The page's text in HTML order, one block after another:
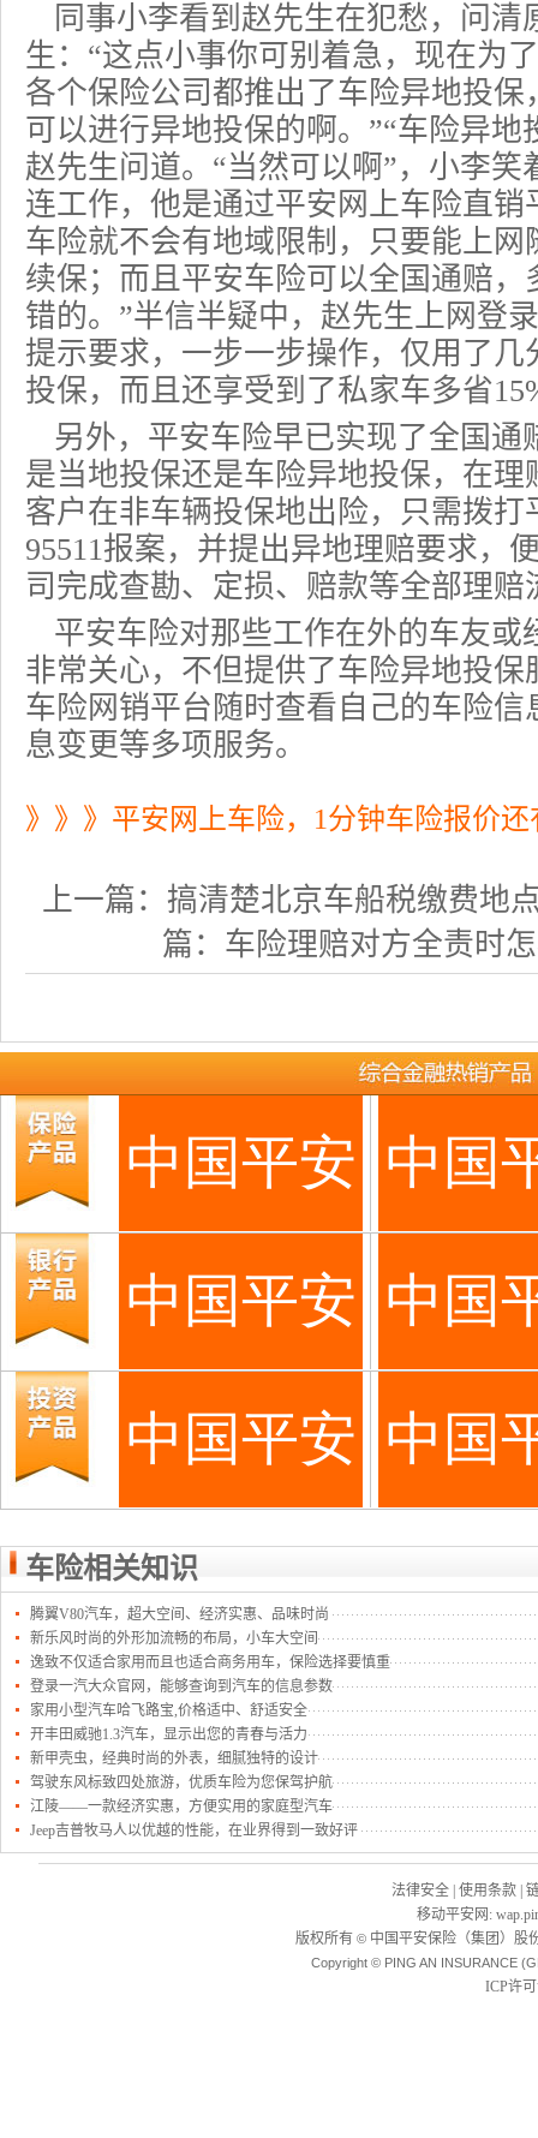
同事小李看到赵先生在犯愁，问
生：“这点小事你可别着急，现在为
各个保险公司都推出了车险异地投
可以进行异地投保的啊。”“车险异地
赵先生问道。“当然可以啊”，小李笑
连工作，他是通过平安网上车险直
车险就不会有地域限制，只要能上
续保；而且平安车险可以全国通赔
错的。”半信半疑中，赵先生上网登
提示要求，一步一步操作，仅用了
投保，而且还享受到了私家车多省
另外，平安车险早已实现了全国通
是当地投保还是车险异地投保，在
客户在非车辆投保地出险，只需拨
95511报案，并提出异地理赔要求，
司完成查勘、定损、赔款等全部理赔
平安车险对那些工作在外的车友或
非常关心，不但提供了车险异地投保
车险网销平台随时查看自己的车险
息变更等多项服务。
》》》平安网上车险，1分钟车险报价
上一篇： 搞清楚北京车船税缴费地
篇： 车险理赔对方全责时
车险相关知识
腾翼V80汽车，超大空间、经济实惠、品味时尚
新乐风时尚的外形加流畅的布局，小车大空间
逸致不仅适合家用而且也适合商务用车，保险选择要慎重
登录一汽大众官网，能够查询到汽车的信息参数
家用小型汽车哈飞路宝,价格适中、舒适安全
开丰田威驰1.3汽车，显示出您的青春与活力
新甲壳虫，经典时尚的外表，细腻独特的设计
驾驶东风标致四处旅游，优质车险为您保驾护航
江陵——一款经济实惠，方便实用的家庭型汽车
Jeep吉普牧马人以优越的性能，在业界得到一致好评
法律安全 使用条款
移动平安网 :
版权所有 ©中国平安保险（集团）股
Copyright © PING AN INSURANCE
ICP许